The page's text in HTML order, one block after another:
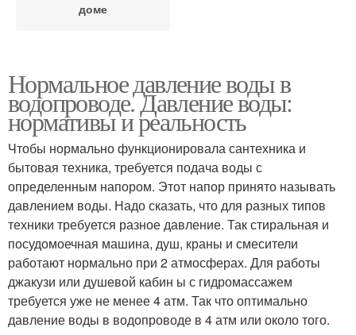
доме
Нормальное давление воды в
водопроводе. Давление воды:
нормативы и реальность
Чтобы нормально функционировала сантехника и
бытовая техника, требуется подача воды с
определенным напором. Этот напор принято называть
давлением воды. Надо сказать, что для разных типов
техники требуется разное давление. Так стиральная и
посудомоечная машина, душ, краны и смесители
работают нормально при 2 атмосферах. Для работы
джакузи или душевой кабин ы с гидромассажем
требуется уже не менее 4 атм. Так что оптимально
давление воды в водопроводе в 4 атм или около того.